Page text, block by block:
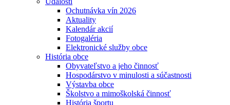
Ochutnávka vín 2026
Aktuality
Kalendár akcií
Fotogaléria
Elektronické služby obce
História obce
Obyvateľstvo a jeho činnosť
Hospodárstvo v minulosti a súčastnosti
Výstavba obce
Školstvo a mimoškolská činnosť
História športu